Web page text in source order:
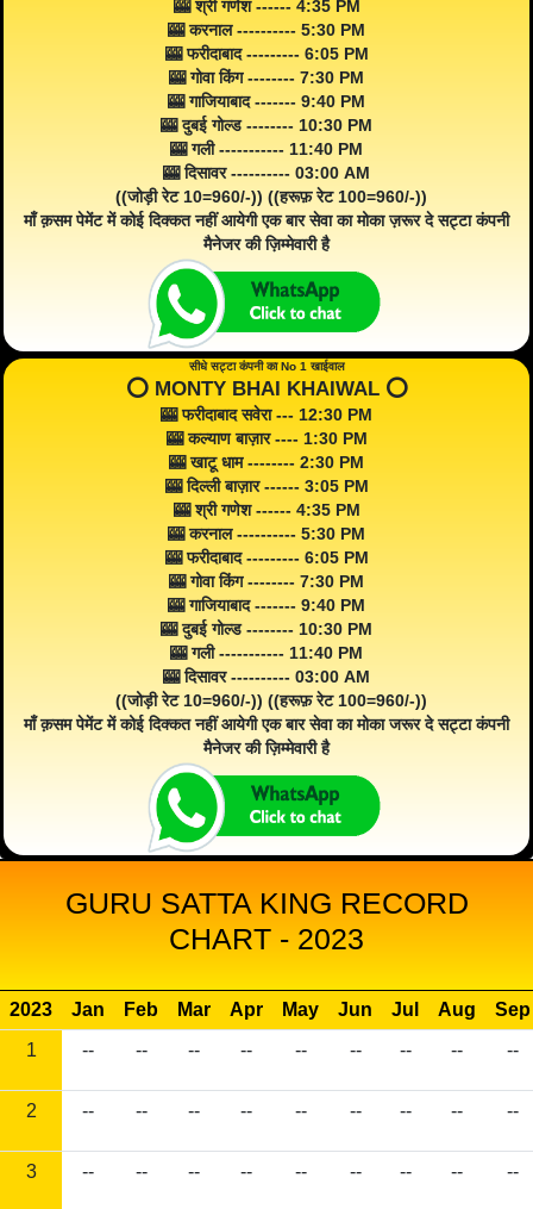
🎰 श्री गणेश ------ 4:35 PM
🎰 करनाल ---------- 5:30 PM
🎰 फरीदाबाद --------- 6:05 PM
🎰 गोवा किंग -------- 7:30 PM
🎰 गाजियाबाद ------- 9:40 PM
🎰 दुबई गोल्ड -------- 10:30 PM
🎰 गली ----------- 11:40 PM
🎰 दिसावर ---------- 03:00 AM
((जोड़ी रेट 10=960/-)) ((हरूफ़ रेट 100=960/-))
माँ क़सम पेमेंट में कोई दिक्कत नहीं आयेगी एक बार सेवा का मोका ज़रूर दे सट्टा कंपनी
मैनेजर की ज़िम्मेवारी है
सीधे सट्टा कंपनी का No 1 खाईवाल
⭕️ MONTY BHAI KHAIWAL ⭕️
🎰 फरीदाबाद सवेरा --- 12:30 PM
🎰 कल्याण बाज़ार ---- 1:30 PM
🎰 खाटू धाम -------- 2:30 PM
🎰 दिल्ली बाज़ार ------ 3:05 PM
🎰 श्री गणेश ------ 4:35 PM
🎰 करनाल ---------- 5:30 PM
🎰 फरीदाबाद --------- 6:05 PM
🎰 गोवा किंग -------- 7:30 PM
🎰 गाजियाबाद ------- 9:40 PM
🎰 दुबई गोल्ड -------- 10:30 PM
🎰 गली ----------- 11:40 PM
🎰 दिसावर ---------- 03:00 AM
((जोड़ी रेट 10=960/-)) ((हरूफ़ रेट 100=960/-))
माँ क़सम पेमेंट में कोई दिक्कत नहीं आयेगी एक बार सेवा का मोका जरूर दे सट्टा कंपनी
मैनेजर की ज़िम्मेवारी है
GURU SATTA KING RECORD
CHART - 2023
2023 Jan Feb Mar Apr May Jun Jul Aug
Sep
1
-- -- -- -- -- -- -- -- --
2 -- -- -- -- -- -- -- -- --
3 -- -- -- -- -- -- -- -- --